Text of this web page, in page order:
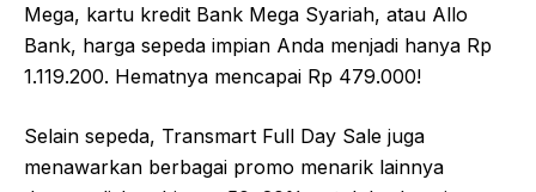
Mega, kartu kredit Bank Mega Syariah, atau Allo
Bank, harga sepeda impian Anda menjadi hanya Rp
1.119.200. Hematnya mencapai Rp 479.000!
Selain sepeda, Transmart Full Day Sale juga
menawarkan berbagai promo menarik lainnya